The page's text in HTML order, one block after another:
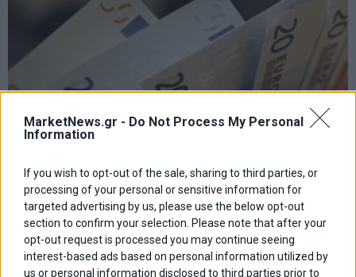
MarketNews.gr - Do Not Process My Personal
Information
If you wish to opt-out of the sale, sharing to third parties, or
processing of your personal or sensitive information for
targeted advertising by us, please use the below opt-out
section to confirm your selection. Please note that after your
opt-out request is processed you may continue seeing
interest-based ads based on personal information utilized by
us or personal information disclosed to third parties prior to
Οι πληρωμές από τον e-ΕΦΚΑ και τη ΔΥΠΑ από σήμερα